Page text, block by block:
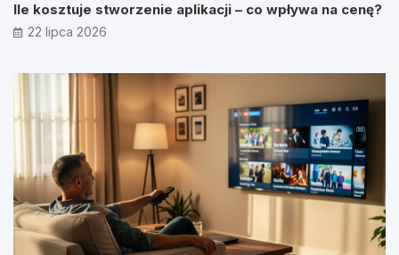
Ile kosztuje stworzenie aplikacji – co wpływa na cenę?
22 lipca 2026